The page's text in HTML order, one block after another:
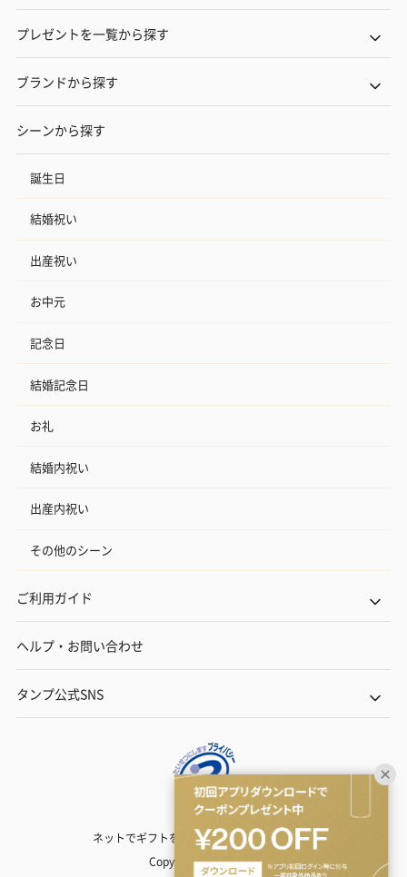
プレゼントを一覧から探す
ブランドから探す
シーンから探す
誕生日
結婚祝い
出産祝い
お中元
記念日
結婚記念日
お礼
結婚内祝い
出産内祝い
その他のシーン
ご利用ガイド
ヘルプ・お問い合わせ
タンプ公式SNS
ネットでギフトを贈るなら | TANP（タンプ）
Copyright© TANP Inc.